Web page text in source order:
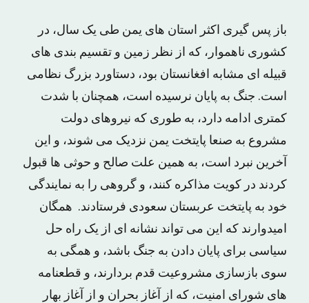
باز پس گیری اکثر استان های یمن طی یک سال، در
کشوری ناهموار، که از نظر زمین و تقسیم بندی های
قبیله ای مشابه افغانستان بود، دستاورد بزرگ نظامی
است. جنگ به پایان نرسیده است، همچنان با شدت
کمتری ادامه دارد، به طوری که نیروهای دولت
مشروع به صنعا پایتخت یمن نزدیک می شوند، و این
آخرین نبرد است، به همین علت صالح و حوثی ها قبول
کردند در کویت مذاکره کنند، و گروهی را به نمایندگی
خود به پایتخت عربستان سعودی فرستادند. همگان
امیدوارند که این می تواند نشانه ای از یک راه حل
سیاسی برای پایان دادن به جنگ باشد، و همگی به
سوی بازسازی مشروعیت قدم بردارند، و قطعنامه
های شورای امنیت، که از آغاز بحران و از آغاز بهار